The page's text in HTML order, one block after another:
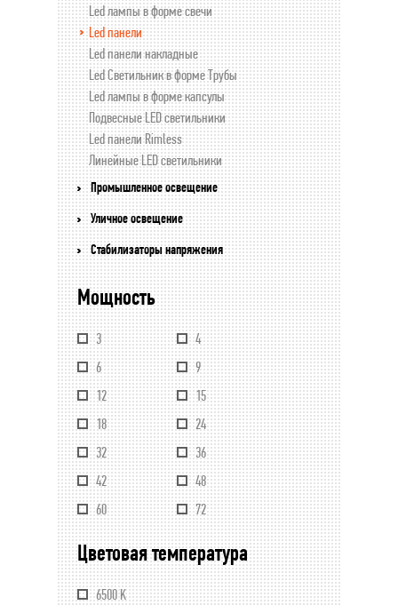
Led лампы в форме свечи
Led панели
Led панели накладные
Led Светильник в форме Трубы
Led лампы в форме капсулы
Подвесные LED светильники
Led панели Rimless
Линейные LED светильники
Промышленное освещение
Уличное освещение
Стабилизаторы напряжения
Мощность
3
4
6
9
12
15
18
24
32
36
42
48
60
72
Цветовая температура
6500 K